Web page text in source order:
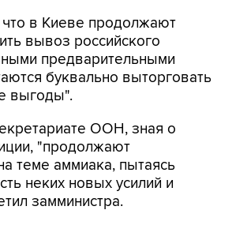
в Киеве продолжают
вывоз российского
предварительными
буквально выторговать
выгоды".
ООН, зная о
"продолжают
теме аммиака, пытаясь
неких новых усилий и
замминистра.